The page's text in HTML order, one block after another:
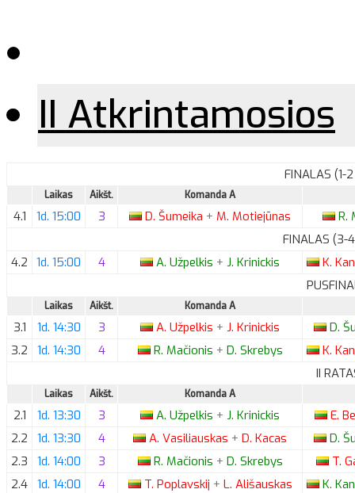
II Atkrintamosios
FINALAS (1-
Laikas Aikšt. Komanda A
4.1 1d. 15:00 3 D. Šumeika + M. Motiejūnas R.
FINALAS (3-
4.2 1d. 15:00 4 A. Užpelkis + J. Krinickis K.
Laikas Aikšt. Komanda A
3.1 1d. 14:30 3 A. Užpelkis + J. Krinickis D.
3.2
1d. 14:30 4 R. Mačionis + D. Skrebys K.
II
Laikas Aikšt. Komanda A
2.1 1d. 13:30 3 A. Užpelkis + J. Krinickis E.
2.2
1d. 13:30 4 A. Vasiliauskas + D. Kacas D.
2.3
1d. 14:00 3 R. Mačionis + D. Skrebys T.
2.4 1d. 14:00 4 T. Poplavskij + L. Ališauskas K.